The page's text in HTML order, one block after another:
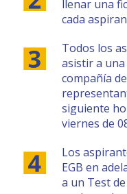
llenar una
cada
Todos los
asistir a
compañía
siguiente
viernes de
Los
EGB en
a un Test